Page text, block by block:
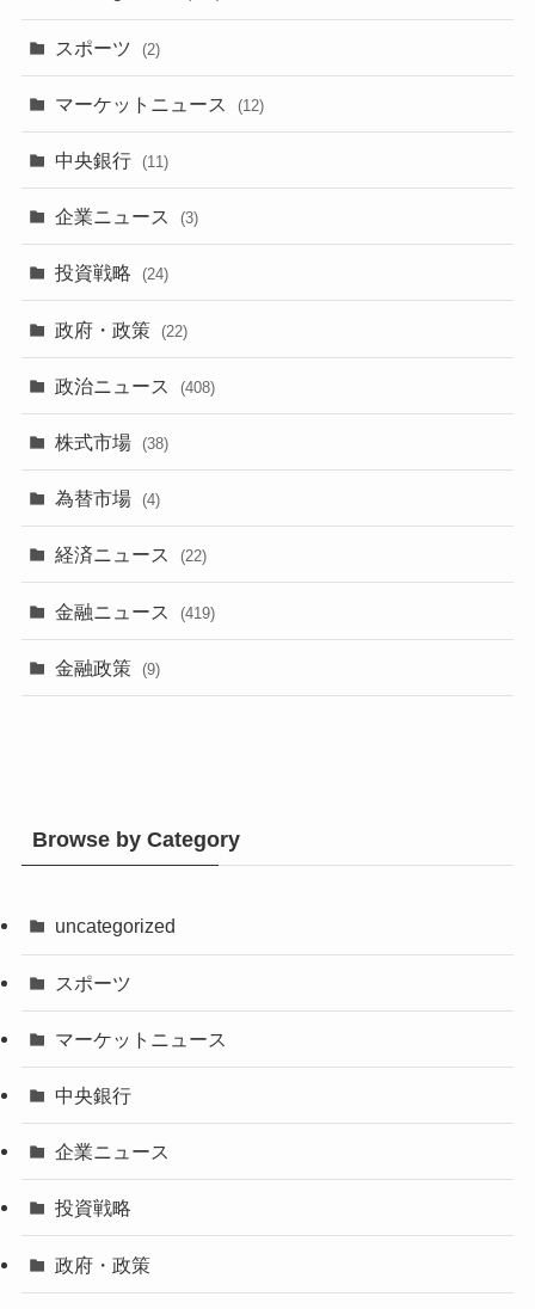
スポーツ (2)
マーケットニュース (12)
中央銀行 (11)
企業ニュース (3)
投資戦略 (24)
政府・政策 (22)
政治ニュース (408)
株式市場 (38)
為替市場 (4)
経済ニュース (22)
金融ニュース (419)
金融政策 (9)
Browse by Category
uncategorized
スポーツ
マーケットニュース
中央銀行
企業ニュース
投資戦略
政府・政策